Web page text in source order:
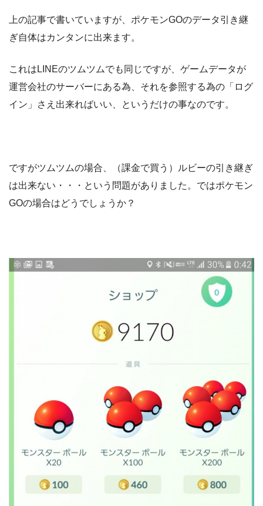
上の記事で書いていますが、ポケモンGOのデータ引き継
ぎ自体はカンタンに出来ます。
これはLINEのツムツムでも同じですが、ゲームデータが
運営会社のサーバーにある為、それを参照する為の「ログ
イン」さえ出来ればいい、というだけの事なのです。
ですがツムツムの場合、（課金で買う）ルビーの引き継ぎ
は出来ない・・・という問題がありました。ではポケモン
GOの場合はどうでしょうか？